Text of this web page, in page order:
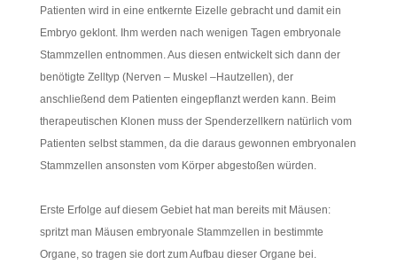
Patienten wird in eine entkernte Eizelle gebracht und damit ein
Embryo geklont. Ihm werden nach wenigen Tagen embryonale
Stammzellen entnommen. Aus diesen entwickelt sich dann der
benötigte Zelltyp (Nerven – Muskel –Hautzellen), der
anschließend dem Patienten eingepflanzt werden kann. Beim
therapeutischen Klonen muss der Spenderzellkern natürlich vom
Patienten selbst stammen, da die daraus gewonnen embryonalen
Stammzellen ansonsten vom Körper abgestoßen würden.
Erste Erfolge auf diesem Gebiet hat man bereits mit Mäusen:
spritzt man Mäusen embryonale Stammzellen in bestimmte
Organe, so tragen sie dort zum Aufbau dieser Organe bei.